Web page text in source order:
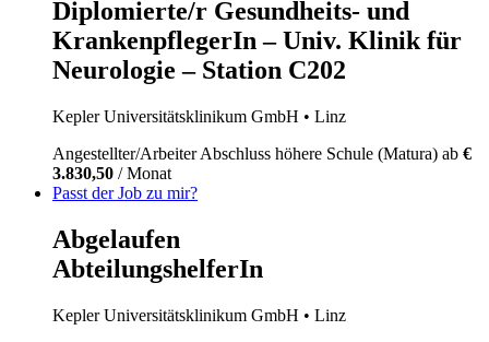
Diplomierte/r Gesundheits- und
KrankenpflegerIn – Univ. Klinik für
Neurologie – Station C202
Kepler Universitätsklinikum GmbH • Linz
Angestellter/ArbeiterAbschluss höhere Schule (Matura) ab €
3.830,50 / Monat
Passt der Job zu mir?
Abgelaufen
AbteilungshelferIn
Kepler Universitätsklinikum GmbH • Linz